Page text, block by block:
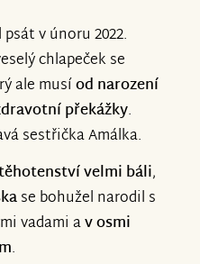
úspěšně
za sebou
podařilo zaměření
vyzvednutí a
naší cesty.
v únoru 2022.
chlapeček se
ale musíod narození
překážky.
sestřička Amálka.
velmi báli,
se bohužel narodil s
vadami av osmi
.